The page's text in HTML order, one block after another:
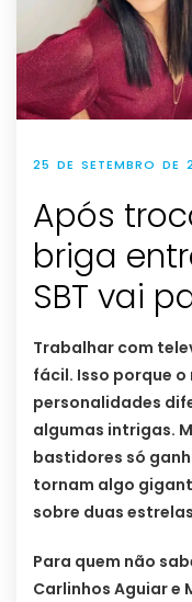
25 DE SETEMBRO DE
Após
briga
SBT vai
Trabalhar com
fácil. Isso porque
personalidades
algumas intrigas.
bastidores só
tornam algo
sobre duas
Para quem não
Carlinhos Aguiar e